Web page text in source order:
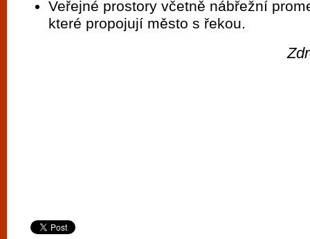
Veřejné prostory včetně nábřežní
které propojují město s řekou.